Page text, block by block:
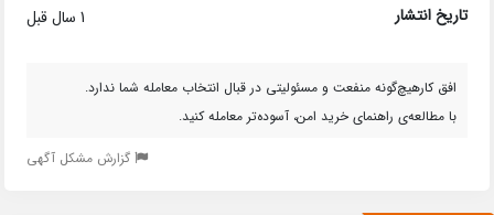
تاریخ انتشار 1 سال قبل
افق کارهیچ‌گونه منفعت و مسئولیتی در قبال انتخاب معامله شما ندارد.
با مطالعه‌ی راهنمای خرید امن، آسوده‌تر معامله کنید.
گزارش مشکل آگهی